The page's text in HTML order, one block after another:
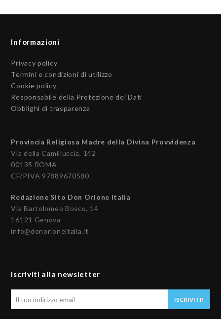
Informazioni
Privacy policy
Termini e condizioni di utilizzo
Cookie policy
Responsabile della Protezione dei Dati
Obblighi di trasparenza
Provincia Religiosa Madre della Divina Provvidenza
Via della Camilluccia, 142
00135 ROMA
CF/PIVA 97889670580
Redazione Sito Don Orione Italia
Via Bartolomeo Bosco, 14
16121 Genova
info@donorioneitalia.it
Iscriviti alla newsletter
tuo
ISCRIVITI!